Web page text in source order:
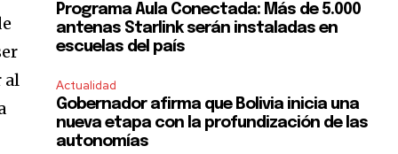
al
Programa Aula Conectada: Más de 5.000
antenas Starlink serán instaladas en
escuelas del país
Actualidad
Gobernador afirma que Bolivia inicia una
nueva etapa con la profundización de las
autonomías